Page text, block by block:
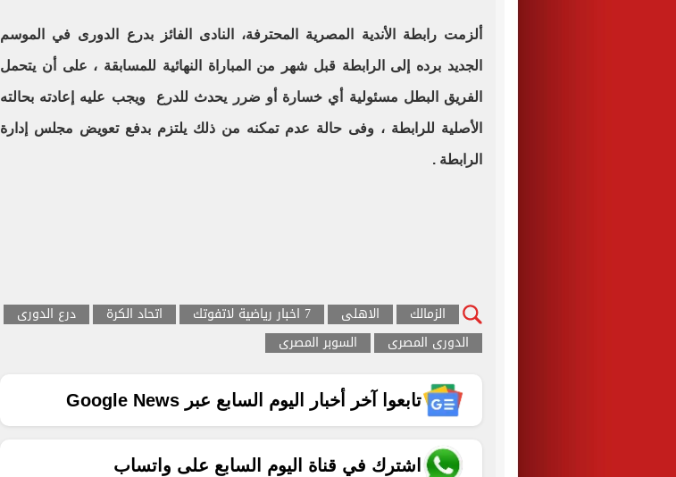
ألزمت رابطة الأندية المصرية المحترفة، النادى الفائز بدرع الدورى في الموسم
الجديد برده إلى الرابطة قبل شهر من المباراة النهائية للمسابقة ، على أن يتحمل
الفريق البطل مسئولية أي خسارة أو ضرر يحدث للدرع ويجب عليه إعادته بحالته
الأصلية للرابطة ، وفى حالة عدم تمكنه من ذلك يلتزم بدفع تعويض مجلس إدارة
الرابطة .
الزمالك الاهلى 7 اخبار رياضية لاتفوتك اتحاد الكرة
درع الدورى
الدورى المصرى
السوبر المصرى
تابعوا آخر أخبار اليوم السابع عبر Google News
اشترك في قناة اليوم السابع على واتساب